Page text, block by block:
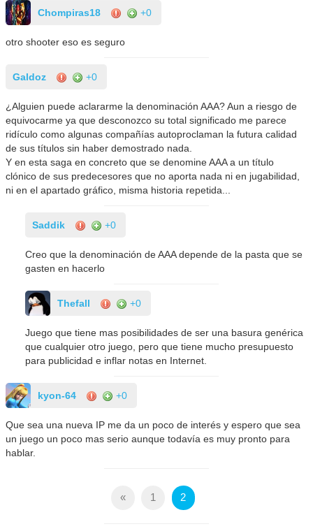
Chompiras18 +0
otro shooter eso es seguro
Galdoz +0
¿Alguien puede aclararme la denominación AAA? Aun a riesgo de
equivocarme ya que desconozco su total significado me parece
ridículo como algunas compañías autoproclaman la futura calidad
de sus títulos sin haber demostrado nada.
Y en esta saga en concreto que se denomine AAA a un título
clónico de sus predecesores que no aporta nada ni en jugabilidad,
ni en el apartado gráfico, misma historia repetida...
Saddik +0
Creo que la denominación de AAA depende de la pasta que se
gasten en hacerlo
Thefall +0
Juego que tiene mas posibilidades de ser una basura genérica
que cualquier otro juego, pero que tiene mucho presupuesto
para publicidad e inflar notas en Internet.
kyon-64 +0
Que sea una nueva IP me da un poco de interés y espero que sea
un juego un poco mas serio aunque todavía es muy pronto para
hablar.
« 1 2